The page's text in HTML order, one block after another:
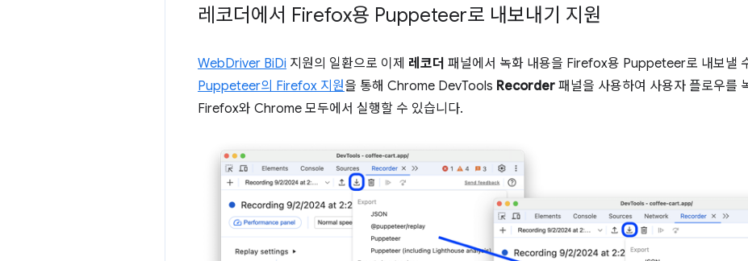
레코더에서 Firefox용 Puppeteer로 내보내기 지원
WebDriver BiDi 지원의 일환으로 이제 레코더 패널에서 녹화 내용을 Firefox용 Puppeteer로 내보낼
Puppeteer의 Firefox 지원을 통해 Chrome DevTools Recorder 패널을 사용하여 사용자 플로우를
Firefox와 Chrome 모두에서 실행할 수 있습니다.